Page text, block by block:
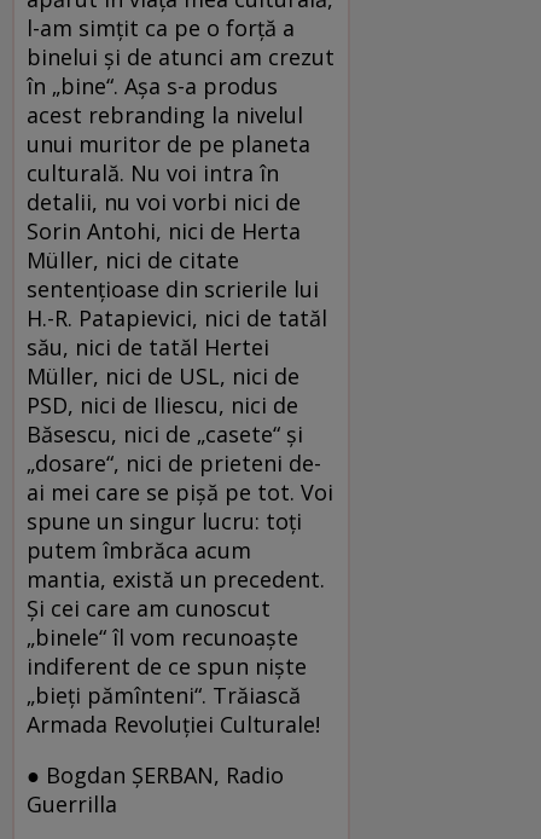
l-am simţit ca pe o forţă a
binelui şi de atunci am crezut
în „bine“. Aşa s-a produs
acest rebranding la nivelul
unui muritor de pe planeta
culturală. Nu voi intra în
detalii, nu voi vorbi nici de
Sorin Antohi, nici de Herta
Müller, nici de citate
sentenţioase din scrierile lui
H.-R. Patapievici, nici de tatăl
său, nici de tatăl Hertei
Müller, nici de USL, nici de
PSD, nici de Iliescu, nici de
Băsescu, nici de „casete“ şi
„dosare“, nici de prieteni de-
ai mei care se pişă pe tot. Voi
spune un singur lucru: toţi
putem îmbrăca acum
mantia, există un precedent.
Şi cei care am cunoscut
„binele“ îl vom recunoaşte
indiferent de ce spun nişte
„bieţi pămînteni“. Trăiască
Armada Revoluţiei Culturale!
● Bogdan ŞERBAN, Radio
Guerrilla